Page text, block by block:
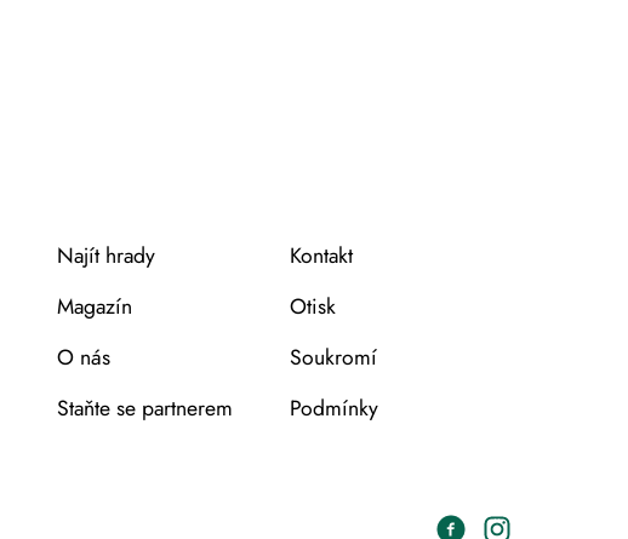
Najít hrady
Magazín
O nás
Staňte se partnerem
Kontakt
Otisk
Soukromí
Podmínky